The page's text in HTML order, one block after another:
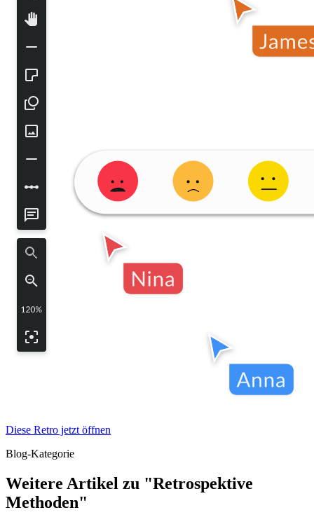
Diese Retro jetzt öffnen
Blog-Kategorie
Weitere Artikel zu "Retrospektive
Methoden"